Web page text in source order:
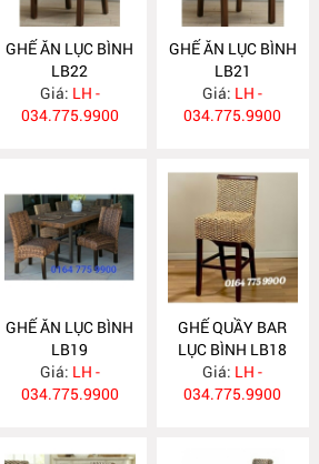
GHẾ ĂN LỤC BÌNH
LB22
Giá: LH -
034.775.9900
GHẾ ĂN LỤC BÌNH
LB21
Giá: LH -
034.775.9900
GHẾ ĂN LỤC BÌNH
LB19
Giá: LH -
034.775.9900
GHẾ QUẦY BAR
LỤC BÌNH LB18
Giá: LH -
034.775.9900